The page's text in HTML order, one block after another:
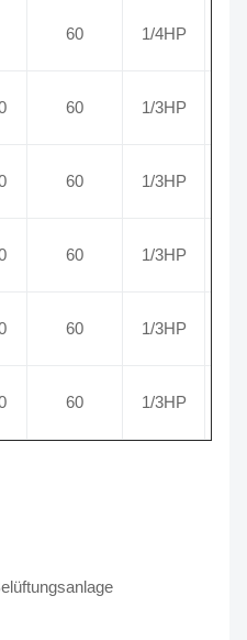
60 1/4HP
60 1/3HP
60 1/3HP
60 1/3HP
60 1/3HP
60 1/3HP